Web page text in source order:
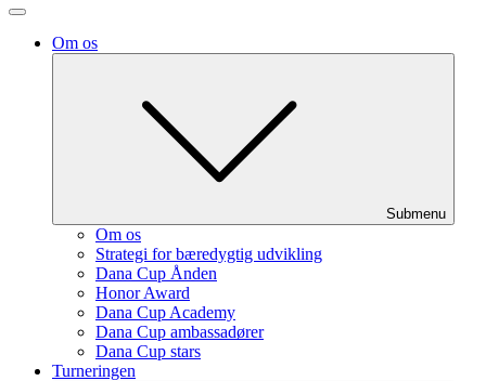
Om os
Submenu
Om os
Strategi for bæredygtig udvikling
Dana Cup Ånden
Honor Award
Dana Cup Academy
Dana Cup ambassadører
Dana Cup stars
Turneringen